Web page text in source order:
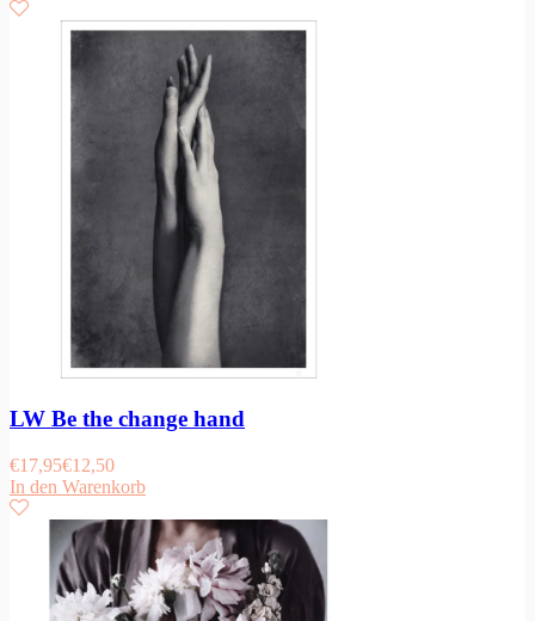
LW Be the change hand
€17,95€12,50
In den Warenkorb